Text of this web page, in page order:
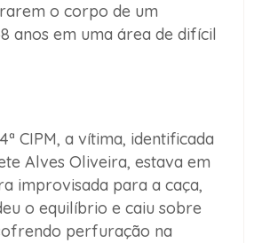
o corpo de um
anos em uma área de difícil
CIPM, a vítima, identificada
Alves Oliveira, estava em
improvisada para a caça,
o equilíbrio e caiu sobre
perfuração na